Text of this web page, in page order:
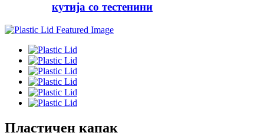
кутија со тестенини
Пластичен капак